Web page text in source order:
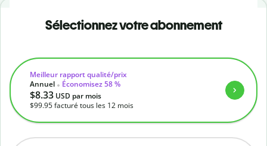
Sélectionnez votre abonnement
Meilleur rapport qualité/prix
Annuel
Économisez 58 %
$8.33 USD par mois
$99.95facturé tous les 12 mois